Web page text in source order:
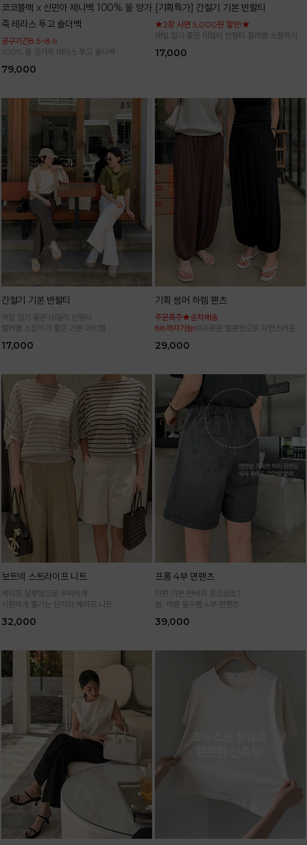
코코블랙 x 신민아 제니백 100% 올 양가
죽 테라스 투고 숄더백
공구기간8.5~8.9
100% 올 양가죽 테라스 투고 숄더백
79,000
[기획특가] 간절기 기본 반팔티
★2장 사면 5,000원 할인!★
매일 입기 좋은 데일리 반팔티 컬러별 소장하기
17,000
간절기 기본 반팔티
매일 입기 좋은 데일리 반팔티
컬러별 소장하기 좋은 기본 아이템
17,000
기획 썸머 하렘 팬츠
주문폭주★순차배송
88까지가능!여유로운 벌룬핏으로 자연스러운 체
29,000
보트넥 스트라이프 니트
케이프 실루엣으로 우아하게
시원하게 즐기는 단가라 케이프 니트
32,000
프롬 4부 면팬츠
이런 기본 반바지 찾으셨죠?
봄, 여름 필수템 4부 면팬츠
39,000